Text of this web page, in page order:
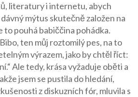
literatury i internetu, abych
mýtus skutečně založen na
to pouhá babiččina pohádka.
ten můj roztomilý pes, na to
výrazem, jako by chtěl říct:
Ale tedy, krása vyžaduje oběti a
jsem se pustila do hledání,
z diskuzních fór, mluvila s